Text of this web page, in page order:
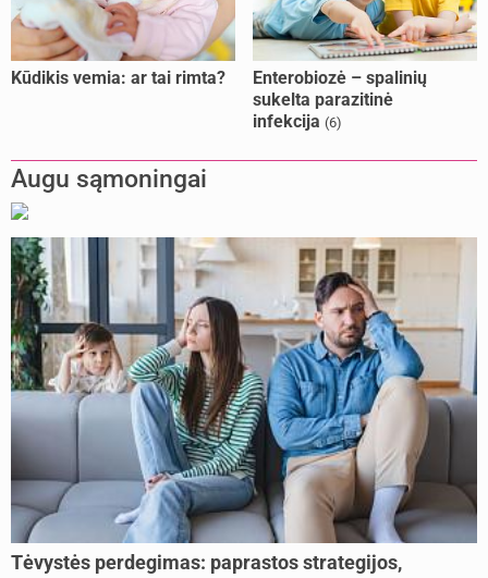
Kūdikis vemia: ar tai rimta?
Enterobiozė – spalinių
sukelta parazitinė
infekcija (6)
Augu sąmoningai
Tėvystės perdegimas: paprastos strategijos,